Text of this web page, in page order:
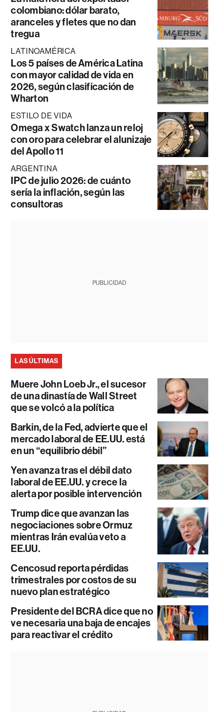
colombiano: dólar barato,
aranceles y fletes que no dan
tregua
LATINOAMÉRICA
Los 5 países de América Latina
con mayor calidad de vida en
2026, según clasificación de
Wharton
ESTILO DE VIDA
Omega x Swatch lanza un reloj
con oro para celebrar el alunizaje
del Apollo 11
ARGENTINA
IPC de julio 2026: de cuánto
sería la inflación, según las
consultoras
PUBLICIDAD
LAS ÚLTIMAS
Muere John Loeb Jr., el sucesor
de una dinastía de Wall Street
que se volcó a la política
Barkin, de la Fed, advierte que el
mercado laboral de EE.UU. está
en un “equilibrio débil”
Yen avanza tras el débil dato
laboral de EE.UU. y crece la
alerta por posible intervención
Trump dice que avanzan las
negociaciones sobre Ormuz
mientras Irán evalúa veto a
EE.UU.
Cencosud reporta pérdidas
trimestrales por costos de su
nuevo plan estratégico
Presidente del BCRA dice que no
ve necesaria una baja de encajes
para reactivar el crédito